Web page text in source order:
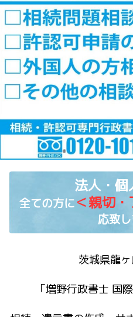
法人・個
全ての方に＜親切
応致し
茨城県龍
「増野行政書士 国